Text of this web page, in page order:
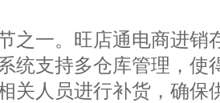
一。旺店通电商进销
统支持多仓库管理，
关人员进行补货，确保